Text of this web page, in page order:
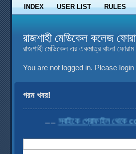
INDEX USER LIST RULES
রাজশাহী মেডিকেল কলেজ
রাজশাহী মেডিকেল এর একমাত্র বাংলা
You are not logged in. Please login
গরম খবর!
....সবাইকে প্রোফাইল থেকে